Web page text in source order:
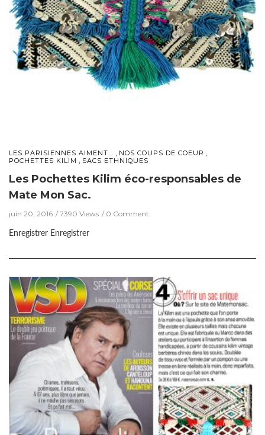
LES PARISIENNES AIMENT... NOS COUPS DE COEUR
POCHETTES KILIM SACS ETHNIQUES
Les Pochettes Kilim éco-responsables de
Mate Mon Sac.
juin 20, 2016 7390 Views 0 Comment
Enregistrer Enregistrer